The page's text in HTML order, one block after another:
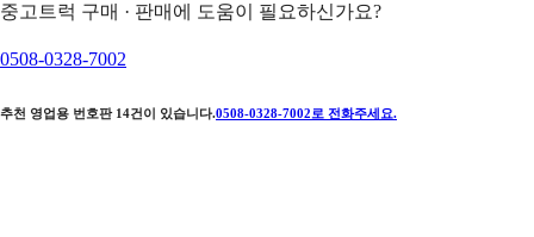
중고트럭 구매 · 판매에 도움이 필요하신가요?
0508-0328-7002
추천 영업용 번호판 14건이 있습니다.0508-0328-7002 로 전화주세요.